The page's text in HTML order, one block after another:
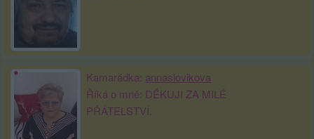
Kamarádka: annaslovikova
Říká o mně: DĚKUJI ZA MILÉ
PŘÁTELSTVÍ.